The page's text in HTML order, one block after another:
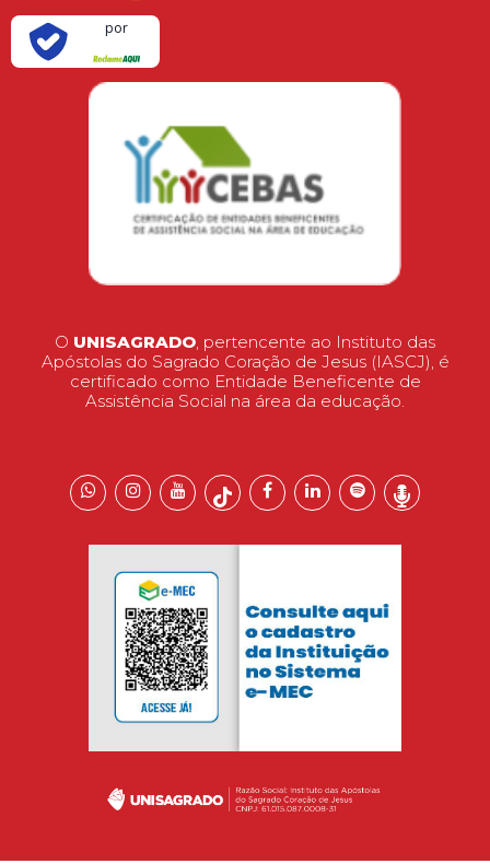
por
O UNISAGRADO, pertencente ao Instituto das
Apóstolas do Sagrado Coração de Jesus (IASCJ), é
certificado como Entidade Beneficente de
Assistência Social na área da educação.